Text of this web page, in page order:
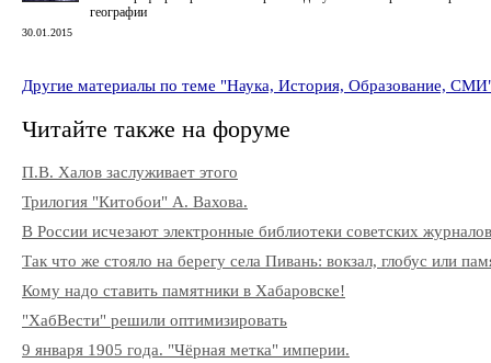
географии
30.01.2015
Другие материалы по теме "Наука, История, Образование,
Читайте также на форуме
П.В. Халов заслуживает этого
Трилогия "Китобои" А. Вахова.
В России исчезают электронные библиотеки советских журналов
Так что же стояло на берегу села Пивань: вокзал, глобус или
Кому надо ставить памятники в Хабаровске!
"ХабВести" решили оптимизировать
9 января 1905 года. "Чёрная метка" империи.